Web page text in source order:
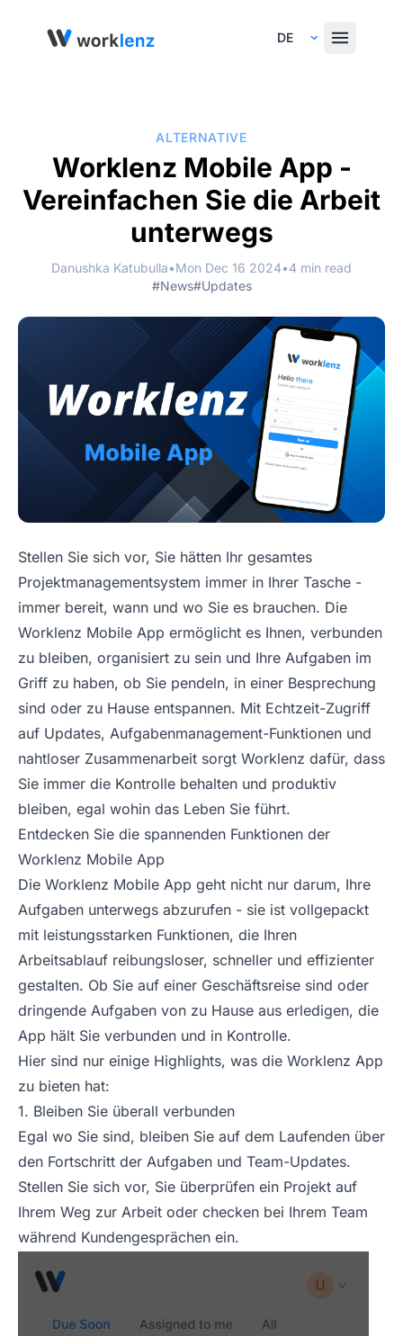
Select Language
ALTERNATIVE
Worklenz Mobile App -
Vereinfachen Sie die Arbeit
unterwegs
Danushka Katubulla•Mon Dec 16 2024•4 min read
#News#Updates
Stellen Sie sich vor, Sie hätten Ihr gesamtes
Projektmanagementsystem immer in Ihrer Tasche -
immer bereit, wann und wo Sie es brauchen. Die
Worklenz Mobile App ermöglicht es Ihnen, verbunden
zu bleiben, organisiert zu sein und Ihre Aufgaben im
Griff zu haben, ob Sie pendeln, in einer Besprechung
sind oder zu Hause entspannen. Mit Echtzeit-Zugriff
auf Updates, Aufgabenmanagement-Funktionen und
nahtloser Zusammenarbeit sorgt Worklenz dafür, dass
Sie immer die Kontrolle behalten und produktiv
bleiben, egal wohin das Leben Sie führt.
Entdecken Sie die spannenden Funktionen der
Worklenz Mobile App
Die Worklenz Mobile App geht nicht nur darum, Ihre
Aufgaben unterwegs abzurufen - sie ist vollgepackt
mit leistungsstarken Funktionen, die Ihren
Arbeitsablauf reibungsloser, schneller und effizienter
gestalten. Ob Sie auf einer Geschäftsreise sind oder
dringende Aufgaben von zu Hause aus erledigen, die
App hält Sie verbunden und in Kontrolle.
Hier sind nur einige Highlights, was die Worklenz App
zu bieten hat:
1. Bleiben Sie überall verbunden
Egal wo Sie sind, bleiben Sie auf dem Laufenden über
den Fortschritt der Aufgaben und Team-Updates.
Stellen Sie sich vor, Sie überprüfen ein Projekt auf
Ihrem Weg zur Arbeit oder checken bei Ihrem Team
während Kundengesprächen ein.